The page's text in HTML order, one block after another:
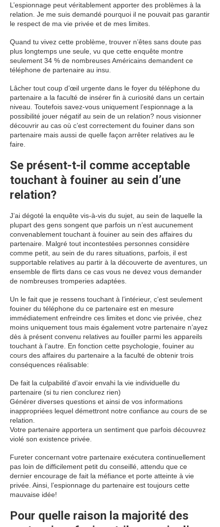
L’espionnage peut véritablement apporter des problèmes à la
relation. Je me suis demandé pourquoi il ne pouvait pas garantir
le respect de ma vie privée et de mes limites.
Quand tu vivez cette problème, trouver n’êtes sans doute pas
plus longtemps une seule, vu que cette enquête montre
seulement 34 % de nombreuses Américains demandent ce
téléphone de partenaire au insu.
Lâcher tout coup d’œil urgente dans le foyer du téléphone du
partenaire a la faculté de insérer fin à curiosité dans un certain
niveau. Toutefois savez-vous uniquement l’espionnage a la
possibilité jouer négatif au sein de un relation? nous visionner
découvrir au cas où c’est correctement du fouiner dans son
partenaire mais aussi de quelle façon arrêter relatives au le
faire.
Se présent-t-il comme acceptable
touchant à fouiner au sein d’une
relation?
J’ai dégoté la enquête vis-à-vis du sujet, au sein de laquelle la
plupart des gens songent que parfois un n’est aucunement
convenablement touchant à fouiner au sein des affaires du
partenaire. Malgré tout incontestées personnes considère
comme petit, au sein de du rares situations, parfois, il est
supportable relatives au partir à la découverte de aventures, un
ensemble de flirts dans ce cas vous ne devez vous demander
de nombreuses tromperies adaptées.
Un le fait que je ressens touchant à l’intérieur, c’est seulement
fouiner du téléphone du ce partenaire est en mesure
immédiatement enfreindre ces limites et donc vie privée, chez
moins uniquement tous mais également votre partenaire n’ayez
dès à présent convenu relatives au fouiller parmi les appareils
touchant à l’autre. En fonction cette psychologie, fouiner au
cours des affaires du partenaire a la faculté de obtenir trois
conséquences réalisable:
De fait la culpabilité d’avoir envahi la vie individuelle du
partenaire (si tu rien conclurez rien)
Générer diverses questions et ainsi de vos informations
inappropriées lequel démettront notre confiance au cours de se
relation.
Votre partenaire apportera un sentiment que parfois découvrez
violé son existence privée.
Fureter concernant votre partenaire exécutera continuellement
pas loin de difficilement petit du conseillé, attendu que ce
dernier encourage de fait la méfiance et porte atteinte à vie
privée. Ainsi, l’espionnage du partenaire est toujours cette
mauvaise idée!
Pour quelle raison la majorité des